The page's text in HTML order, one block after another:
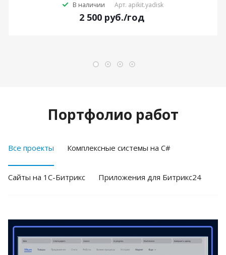
В наличии Арт. apikit.yadisk
2 500 руб./год
Портфолио работ
Все проекты Комплексные системы на C#
Cайты на 1С-Битрикс Приложения для Битрикс24